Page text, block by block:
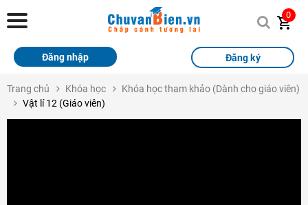
Chuvanbien.vn
Trang chủ
Sách
0
Đăng ký
Đăng nhập
Trang chủ Khóa học
Khóa học tham khảo (Dành cho giáo viên)
Vật lí 12 (Giáo viên)